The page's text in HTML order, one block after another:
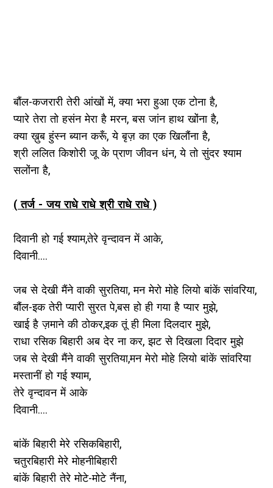
बौंल-कजरारी तेरी आंखों में, क्या भरा हुआ एक टोना है,
प्यारे तेरा तो हसंन मेरा है मरन, बस जांन हाथ खोंना है,
क्या ख़ुब हुंस्न ब्यान करूँ, ये बृज़ का एक खिलौंना है,
श्री ललित किशोरी जू के प्राण जीवन धंन, ये तो सुंदर श्याम
सलोंना है,
( तर्ज - जय राधे राधे श्री राधे राधे )
दिवानी हो गई श्याम,तेरे वृन्दावन में आके,
दिवानी....
जब से देखी मैंने वाकी सुरतिया, मन मेरो मोहे लियो बांकें सांवरिया,
बौंल-इक तेरी प्यारी सुरत पे,बस हो ही गया है प्यार मुझे,
खाई है ज़माने की ठोकर,इक तूं ही मिला दिलदार मुझे,
राधा रसिक बिहारी अब देर ना कर, झट से दिखला दिदार मुझे
जब से देखी मैंने वाकी सुरतिया,मन मेरो मोहे लियो बांकें सांवरिया
मस्तानीं हो गई श्याम,
तेरे वृन्दावन में आके
दिवानी....
बांकें बिहारी मेरे रसिकबिहारी,
चतुरबिहारी मेरे मोहनीबिहारी
बांकें बिहारी तेरे मोटे-मोटे नैंना,